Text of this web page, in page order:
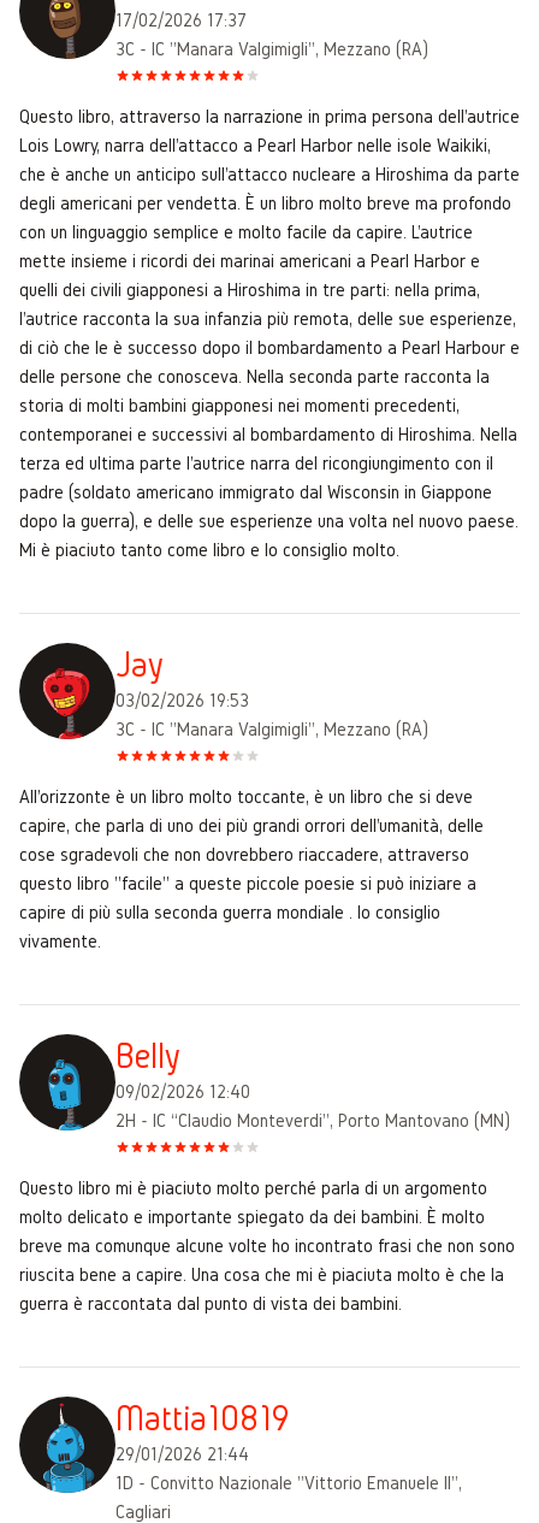
17/02/2026 17:37
3C - IC "Manara Valgimigli", Mezzano (RA)
Questo libro, attraverso la narrazione in prima persona dell'autrice
Lois Lowry, narra dell'attacco a Pearl Harbor nelle isole Waikiki,
che è anche un anticipo sull'attacco nucleare a Hiroshima da parte
degli americani per vendetta. È un libro molto breve ma profondo
con un linguaggio semplice e molto facile da capire. L'autrice
mette insieme i ricordi dei marinai americani a Pearl Harbor e
quelli dei civili giapponesi a Hiroshima in tre parti: nella prima,
l'autrice racconta la sua infanzia più remota, delle sue esperienze,
di ciò che le è successo dopo il bombardamento a Pearl Harbour e
delle persone che conosceva. Nella seconda parte racconta la
storia di molti bambini giapponesi nei momenti precedenti,
contemporanei e successivi al bombardamento di Hiroshima. Nella
terza ed ultima parte l'autrice narra del ricongiungimento con il
padre (soldato americano immigrato dal Wisconsin in Giappone
dopo la guerra), e delle sue esperienze una volta nel nuovo paese.
Mi è piaciuto tanto come libro e lo consiglio molto.
Jay
03/02/2026 19:53
3C - IC "Manara Valgimigli", Mezzano (RA)
All'orizzonte è un libro molto toccante, è un libro che si deve
capire, che parla di uno dei più grandi orrori dell'umanità, delle
cose sgradevoli che non dovrebbero riaccadere, attraverso
questo libro "facile" a queste piccole poesie si può iniziare a
capire di più sulla seconda guerra mondiale . lo consiglio
vivamente.
Belly
09/02/2026 12:40
2H - IC “Claudio Monteverdi”, Porto Mantovano (MN)
Questo libro mi è piaciuto molto perché parla di un argomento
molto delicato e importante spiegato da dei bambini. È molto
breve ma comunque alcune volte ho incontrato frasi che non sono
riuscita bene a capire. Una cosa che mi è piaciuta molto è che la
guerra è raccontata dal punto di vista dei bambini.
Mattia10819
29/01/2026 21:44
1D - Convitto Nazionale "Vittorio Emanuele II",
Cagliari